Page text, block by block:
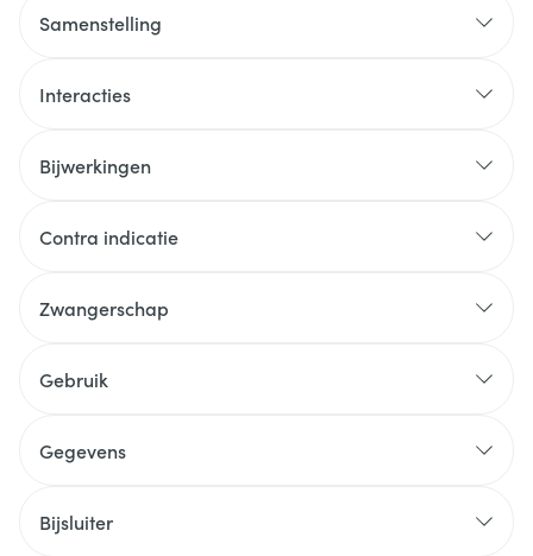
Samenstelling
Interacties
Bijwerkingen
Contra indicatie
Zwangerschap
Gebruik
Gegevens
Bijsluiter